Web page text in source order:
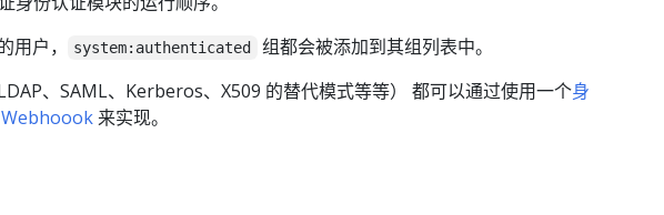
用户，
system:authenticated
组都会被添加到其组列表中。
、SAML、Kerberos、X509 的替代模式等等） 都可以通过使用一个身
来实现。